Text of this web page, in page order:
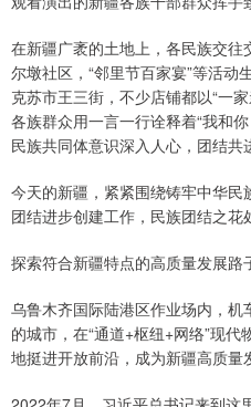
在新疆广袤的土地上，各民族交
尔墩社区，“邻里节百家宴”等活
克苏市王三街，不少店铺都以“一
各族群众用一言一行诠释着“我和
民族共同体意识深入人心，团结共
今天的新疆，紧紧围绕铸牢中华
团结进步创建工作，民族团结之花
探索符合新疆特点的高质量发展路
乌鲁木齐国际陆港区作业场内，
的城市，在“通道+枢纽+网络”现
地挺进开放前沿，成为新疆高质量